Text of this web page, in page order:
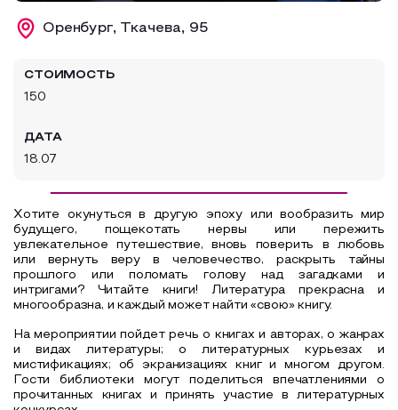
Образовательный туризм
Оренбург, Ткачева, 95
СТОИМОСТЬ
150
ДАТА
18.07
Хотите окунуться в другую эпоху или вообразить мир
будущего, пощекотать нервы или пережить
увлекательное путешествие, вновь поверить в любовь
или вернуть веру в человечество, раскрыть тайны
прошлого или поломать голову над загадками и
интригами? Читайте книги! Литература прекрасна и
многообразна, и каждый может найти «свою» книгу.
На мероприятии пойдет речь о книгах и авторах, о жанрах
и видах литературы; о литературных курьезах и
мистификациях; об экранизациях книг и многом другом.
Гости библиотеки могут поделиться впечатлениями о
прочитанных книгах и принять участие в литературных